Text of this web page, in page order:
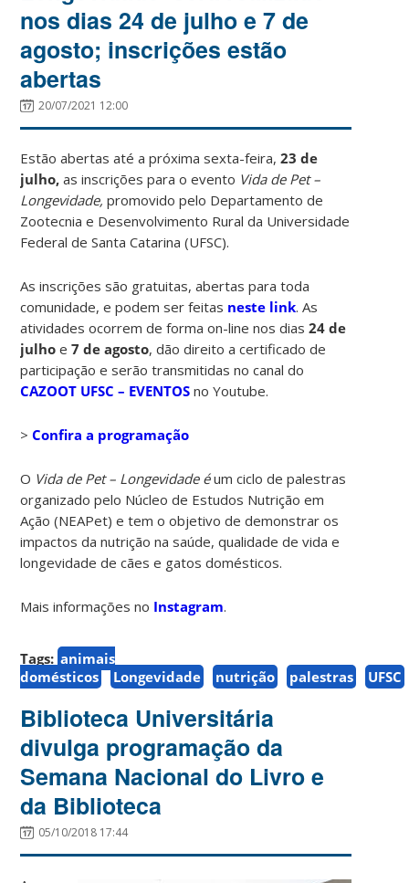
nos dias 24 de julho e 7 de
agosto; inscrições estão
abertas
20/07/2021 12:00
Estão abertas até a próxima sexta-feira, 23 de
julho,as inscrições para o evento Vida de Pet –
Longevidade, promovido pelo Departamento de
Zootecnia e Desenvolvimento Rural da Universidade
Federal de Santa Catarina (UFSC).
As inscrições são gratuitas, abertas para toda
comunidade, e podem ser feitas neste link. As
atividades ocorrem de forma on-line nos dias24 de
julhoe 7 de agosto, dão direito a certificado de
participação e serão transmitidas no canal do
CAZOOT UFSC – EVENTOS no Youtube.
>Confira a programação
O Vida de Pet – Longevidade éum ciclo de palestras
organizado pelo Núcleo de Estudos Nutrição em
Ação (NEAPet) e tem o objetivo de demonstrar os
impactos da nutrição na saúde, qualidade de vida e
longevidade de cães e gatos domésticos.
Mais informações no Instagram.
Tags: animais
domésticos
Longevidade nutrição palestras UFSC
Biblioteca Universitária
divulga programação da
Semana Nacional do Livro e
da Biblioteca
05/10/2018 17:44